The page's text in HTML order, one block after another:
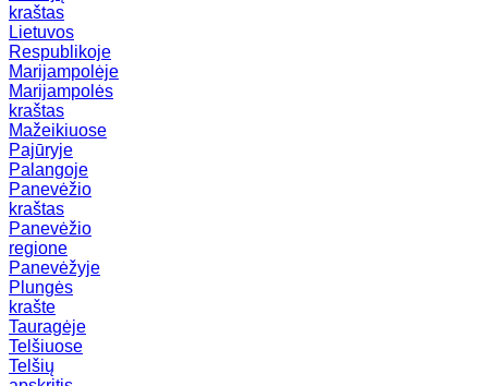
kraštas
Lietuvos
Respublikoje
Marijampolėje
Marijampolės
kraštas
Mažeikiuose
Pajūryje
Palangoje
Panevėžio
kraštas
Panevėžio
regione
Panevėžyje
Plungės
krašte
Tauragėje
Telšiuose
Telšių